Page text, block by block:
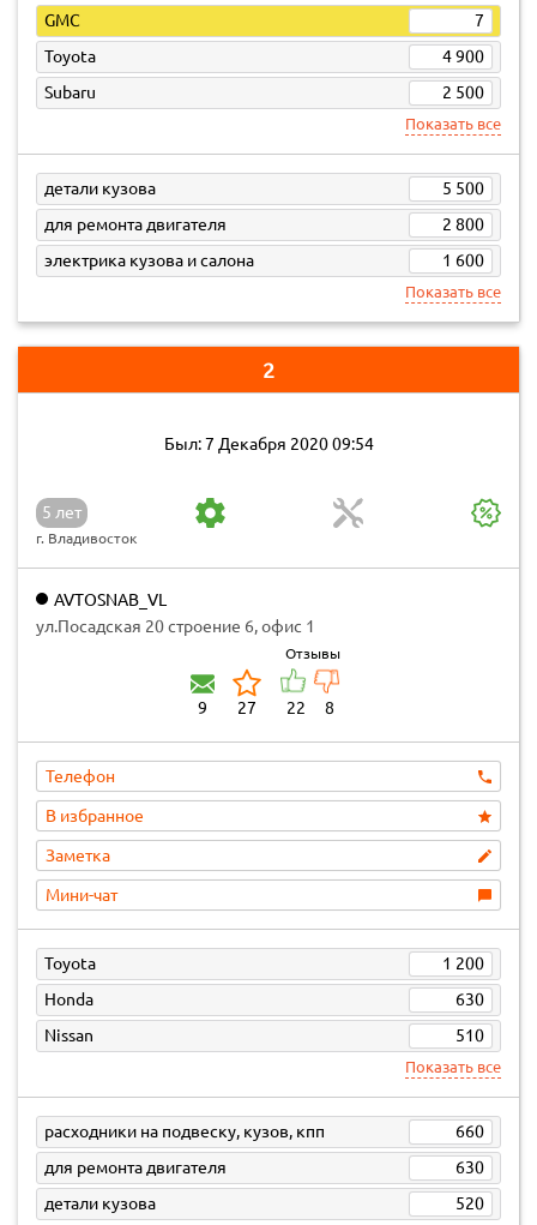
GMC
7
Toyota
4 900
Subaru
2 500
Показать все
детали кузова
5 500
для ремонта двигателя
2 800
электрика кузова и салона
1 600
Показать все
2
Был: 7 Декабря 2020 09:54
5 лет
г. Владивосток
AVTOSNAB_VL
ул.Посадская 20 строение 6, офис 1
9 27
Отзывы
22 8
Телефон
В избранное
Заметка
Мини-чат
Toyota
1 200
Honda
630
Nissan
510
Показать все
расходники на подвеску, кузов, кпп
660
для ремонта двигателя
630
детали кузова
520